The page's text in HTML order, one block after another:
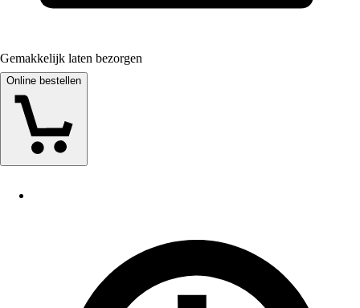
Gemakkelijk laten bezorgen
Online bestellen